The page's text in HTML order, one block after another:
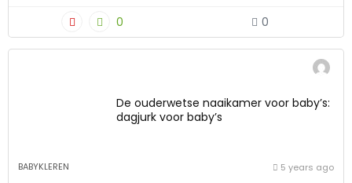
0 0
De ouderwetse naaikamer voor baby’s:
dagjurk voor baby’s
BABYKLEREN 5 years ago